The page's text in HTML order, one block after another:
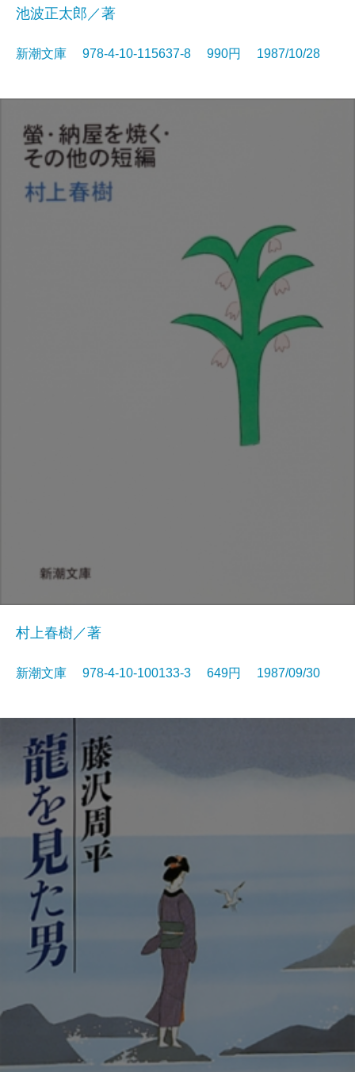
池波正太郎／著
新潮文庫 978-4-10-115637-8 990円 1987/10/28
村上春樹／著
新潮文庫 978-4-10-100133-3 649円 1987/09/30